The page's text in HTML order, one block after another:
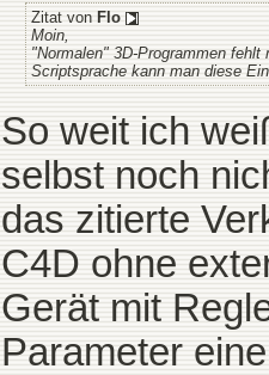
Zitat von Flo
Moin,
"Normalen" 3D-Programmen
Scriptsprache kann man diese
So weit ich
selbst noch
das zitierte
C4D ohne
Gerät mit
Parameter